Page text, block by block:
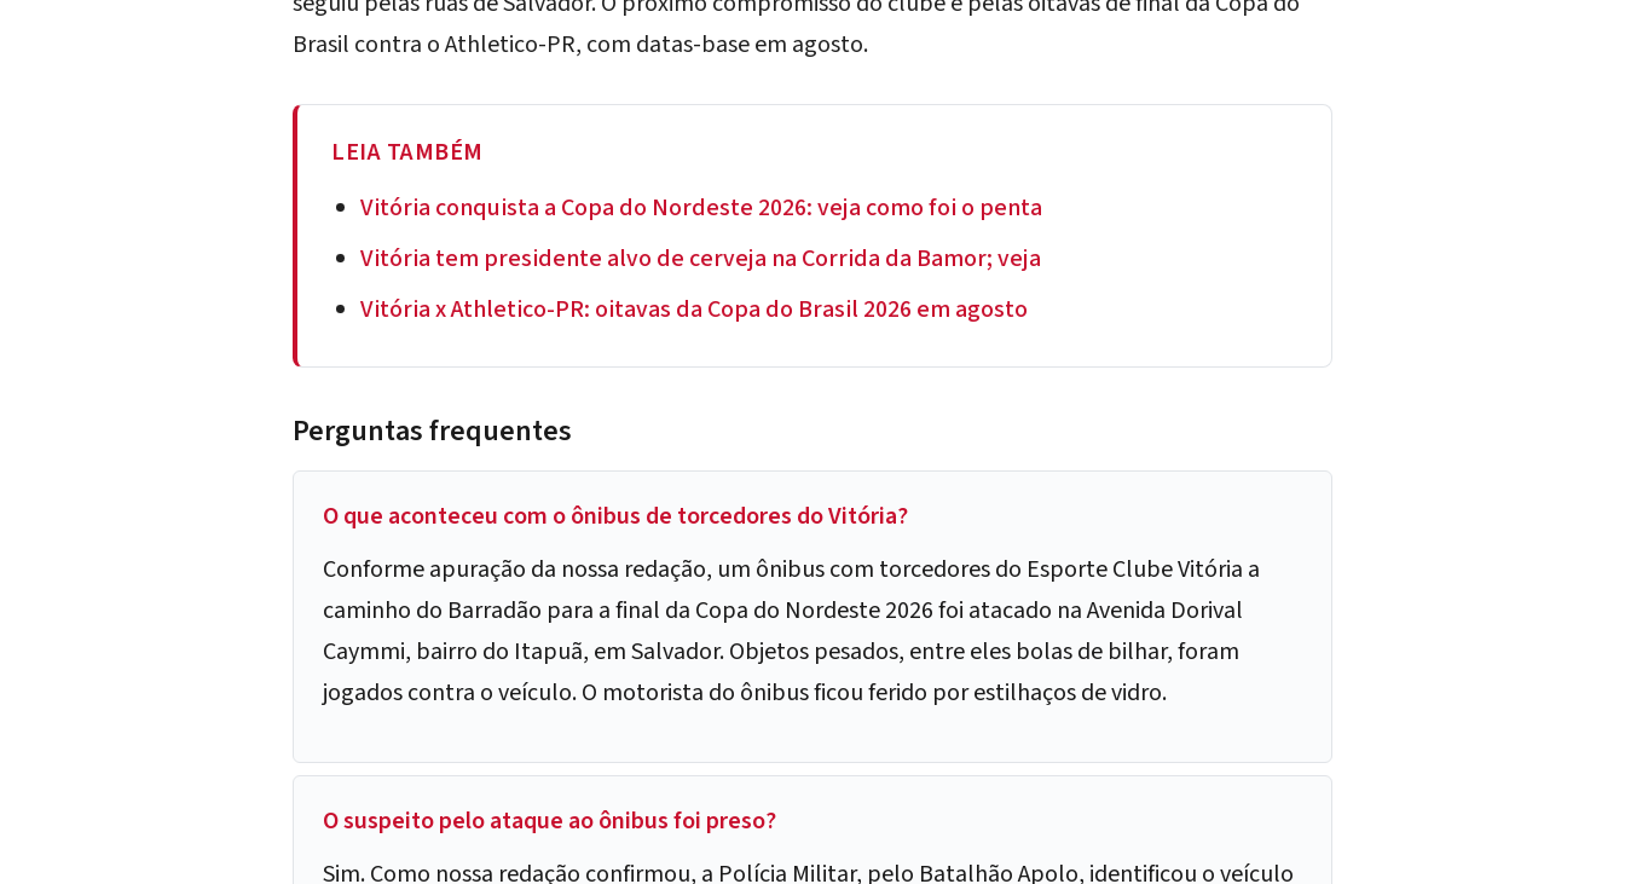
Brasil contra o Athletico-PR, com datas-base em agosto.
LEIA TAMBÉM
Vitória conquista a Copa do Nordeste 2026: veja como foi o penta
Vitória tem presidente alvo de cerveja na Corrida da Bamor; veja
Vitória x Athletico-PR: oitavas da Copa do Brasil 2026 em agosto
Perguntas frequentes
O que aconteceu com o ônibus de torcedores do Vitória?
Conforme apuração da nossa redação, um ônibus com torcedores do Esporte Clube Vitória a
caminho do Barradão para a final da Copa do Nordeste 2026 foi atacado na Avenida Dorival
Caymmi, bairro do Itapuã, em Salvador. Objetos pesados, entre eles bolas de bilhar, foram
jogados contra o veículo. O motorista do ônibus ficou ferido por estilhaços de vidro.
O suspeito pelo ataque ao ônibus foi preso?
Sim. Como nossa redação confirmou, a Polícia Militar, pelo Batalhão Apolo, identificou o veículo